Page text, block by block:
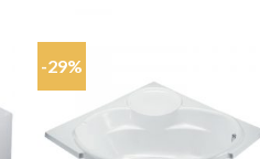
-29%